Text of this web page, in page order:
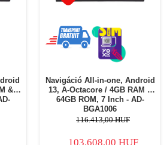
&
Navigáció All-in-one, Android
13, A-Octacore / 4GB RAM +
64GB ROM, 7 Inch - AD-
BGA1006
116.413,00 HUF
103.608,00 HUF